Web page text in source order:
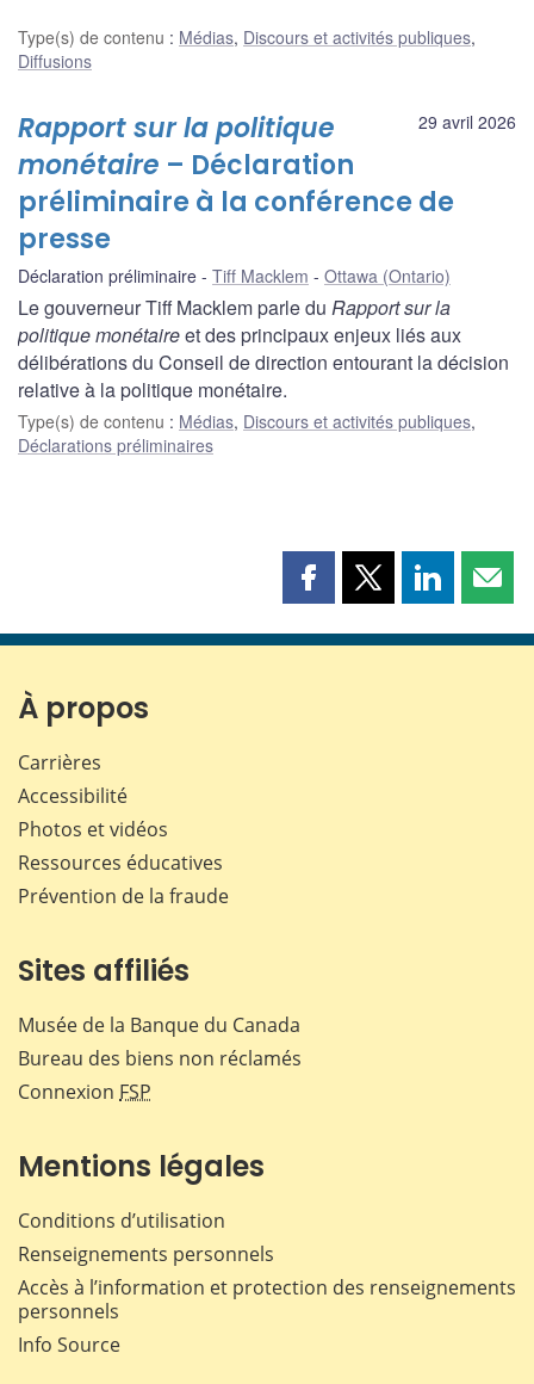
Type(s) de contenu : Médias, Discours et activités publiques,
Diffusions
29 avril 2026
Rapport sur la politique
monétaire – Déclaration
préliminaire à la conférence de
presse
Déclaration préliminaire Tiff Macklem Ottawa (Ontario)
Le gouverneur Tiff Macklem parle du Rapport sur la
politique monétaireet des principaux enjeux liés aux
délibérations du Conseil de direction entourant la décision
relative à la politique monétaire.
Type(s) de contenu : Médias, Discours et activités publiques,
Déclarations préliminaires
Partager
page
Partager
page
Partager
page page
À propos
Carrières
Accessibilité
Photos et vidéos
Ressources éducatives
Prévention de la fraude
Sites affiliés
Musée de la Banque du Canada
Bureau des biens non réclamés
Connexion FSP
Mentions légales
Conditions d’utilisation
Renseignements personnels
Accès à l’information et protection des renseignements
personnels
Info Source